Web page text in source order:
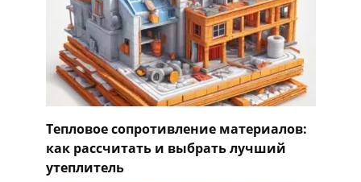
Тепловое сопротивление материалов:
как рассчитать и выбрать лучший
утеплитель